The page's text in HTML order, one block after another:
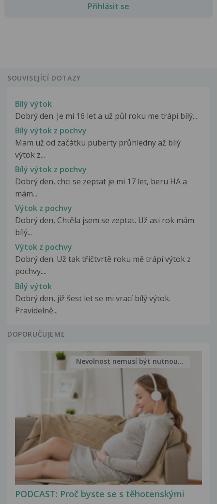
Přihlásit se
SOUVISEJÍCÍ DOTAZY
Bílý výtok
Dobrý den. Je mi 16 let a už půl roku me trápí bílý...
Bílý výtok z pochvy
Mam už od začátku puberty průhledny až bílý
výtok z...
Bílý výtok z pochvy
Dobrý den, chci se zeptat je mi 17 let, beru HA a
mám...
Výtok z pochvy
Dobrý den, Chtěla jsem se zeptat. Už asi rok mám
bílý...
Výtok z pochvy
Dobrý den. Už tak třičtvrtě roku mě trápí výtok z
pochvy....
Bílý výtok
Dobrý den, již šest let se mi vrací bílý výtok.
Pravidelně...
DOPORUČUJEME
PODCAST: Proč byste se s těhotenskými
Nevolnost nemusí být nutnou...